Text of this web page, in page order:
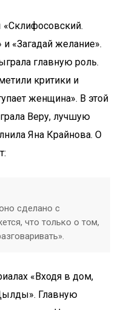
«Загадай желание».
главную роль.
критики и
женщина». В этой
Веру, лучшую
Яна Крайнова. О
сделано с
что только о том,
«Входя в дом,
Главную